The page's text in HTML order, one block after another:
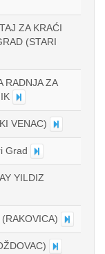
ZA KRAĆI
(STARI
RADNJA ZA
VENAC)
Grad
YILDIZ